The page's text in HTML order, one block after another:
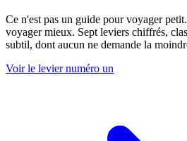
Ce n'est pas un guide pour voyager
voyager mieux. Sept leviers chiffrés,
subtil, dont aucun ne demande la
Voir le levier numéro un